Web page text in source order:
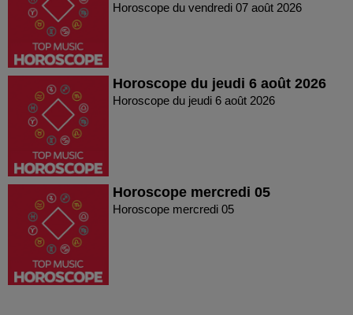
Horoscope du vendredi 07 août 2026
Horoscope du jeudi 6 août 2026
Horoscope du jeudi 6 août 2026
Horoscope mercredi 05
Horoscope mercredi 05